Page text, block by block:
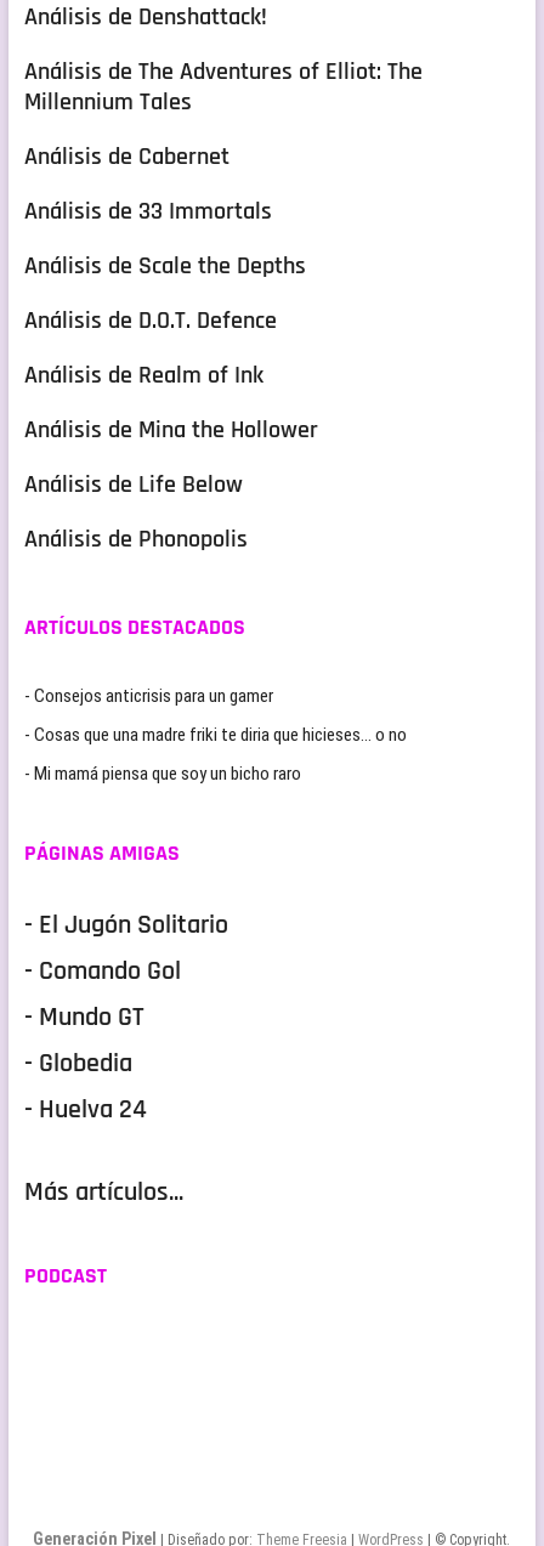
Análisis de Denshattack!
Análisis de The Adventures of Elliot: The
Millennium Tales
Análisis de Cabernet
Análisis de 33 Immortals
Análisis de Scale the Depths
Análisis de D.O.T. Defence
Análisis de Realm of Ink
Análisis de Mina the Hollower
Análisis de Life Below
Análisis de Phonopolis
ARTÍCULOS DESTACADOS
- Consejos anticrisis para un gamer
- Cosas que una madre friki te diria que hicieses… o no
- Mi mamá piensa que soy un bicho raro
PÁGINAS AMIGAS
- El Jugón Solitario
- Comando Gol
- Mundo GT
- Globedia
- Huelva 24
Más artículos...
PODCAST
Generación Pixel | Diseñado por: Theme Freesia |WordPress | © Copyright.